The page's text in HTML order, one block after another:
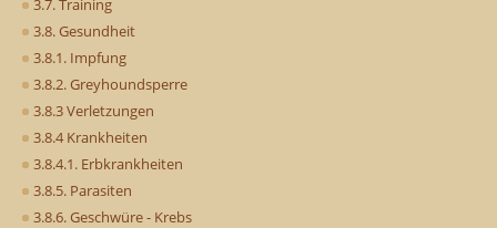
3.7. Training
3.8. Gesundheit
3.8.1. Impfung
3.8.2. Greyhoundsperre
3.8.3 Verletzungen
3.8.4 Krankheiten
3.8.4.1. Erbkrankheiten
3.8.5. Parasiten
3.8.6. Geschwüre - Krebs